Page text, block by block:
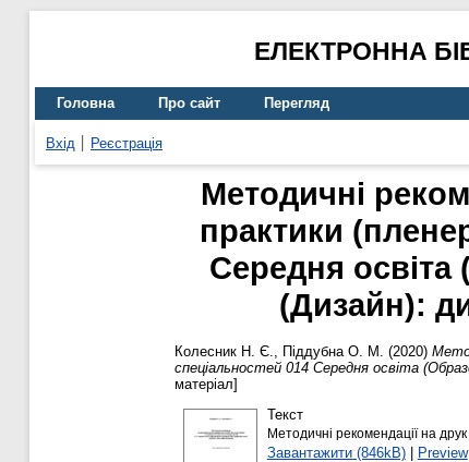
ЕЛЕКТРОННА
Головна Про сайт Перегляд
Вхід Реєстрація
Методичні
практики
Середня освіта
(Дизайн):
Колесник Н. Є., Піддубна О. М. (2020)
спеціальностей 014 Середня освіта
матеріал]
Текст
Методичні рекомендації на
Завантажити (846kB)| Preview